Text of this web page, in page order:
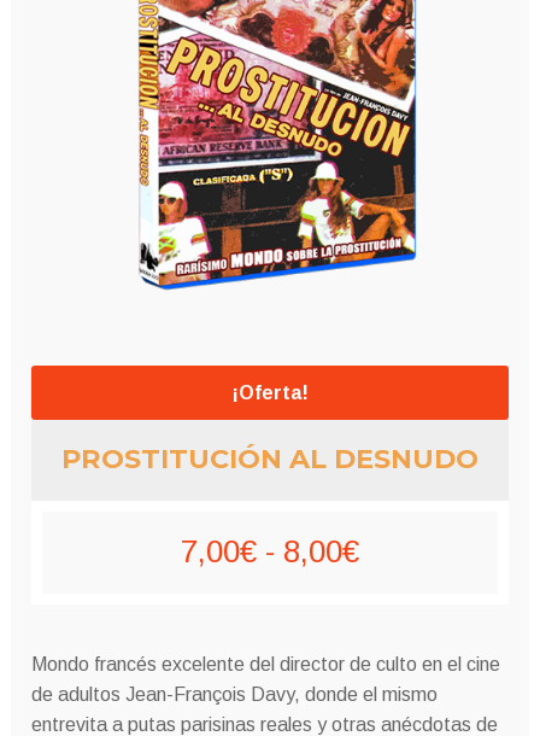
¡Oferta!
PROSTITUCIÓN AL DESNUDO
7,00€ - 8,00€Rango
precios:
desde
Mondo francés excelente del director de culto en el cine
de adultos Jean-François Davy, donde el mismo
entrevita a putas parisinas reales y otras anécdotas de